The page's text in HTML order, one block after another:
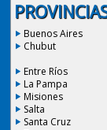
Buenos Aires
Chubut
Entre Ríos
La Pampa
Misiones
Salta
Santa Cruz